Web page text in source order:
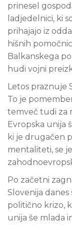
prinesel
ladjedelnici, ki
prihajajo iz
hišnih
Balkanskega
hudi vojni
Letos praznuje
To je
temveč tudi za
Evropska unija
ki je drugačen
mentaliteti, se
Po začetni
Slovenija
politično krizo,
unija še mlada